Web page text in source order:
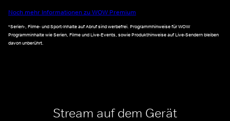
Noch mehr Informationen zu WOW Premium
*Serien-, Filme- und Sport-Inhalte auf Abruf sind werbefrei. Programmhinweise für WOW
Programminhalte wie Serien, Filme und Live-Events, sowie Produkthinweise auf Live-Sendern bleiben
davon unberührt.
Stream auf dem Gerät